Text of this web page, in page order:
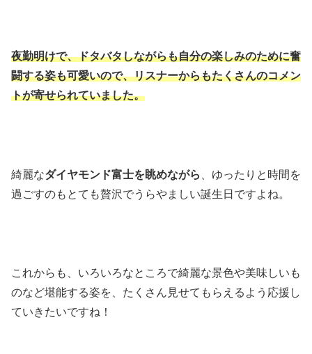
夜勤明けで、ドタバタしながらも自分の楽しみのために奮
闘する姿も可愛いので、リスナーからもたくさんのコメン
トが寄せられていました。
綺麗なダイヤモンド富士を眺めながら
、ゆったりと時間を
過ごすのもとても贅沢でうらやましい誕生日ですよね。
これからも、いろいろなところで綺麗な景色や美味しいも
のなど堪能する姿を、たくさん見せてもらえるよう応援し
ていきたいですね！